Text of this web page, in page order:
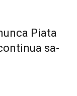
Piata
sa-